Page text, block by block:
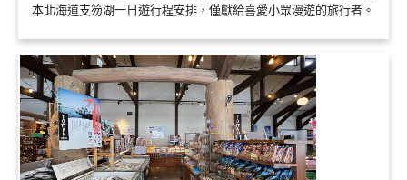
本北海道支笏湖一日遊行程安排，僅獻給喜愛小眾漫遊的旅行者。